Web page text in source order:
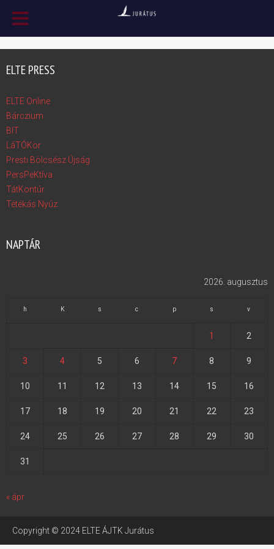
ELTE PRESS
ELTE Online
Bárczium
BIT
LáTÓKör
Presti Bölcsész Újság
PersPeKtíva
TátKontúr
Tétékás Nyúz
NAPTÁR
2026. augusztus
h K s c p s v
1 2
3 4 5 6 7 8 9
10 11 12 13 14 15 16
17 18 19 20 21 22 23
24 25 26 27 28 29 30
31
« ápr
Copyright © 2024 ELTE ÁJTK Jurátus